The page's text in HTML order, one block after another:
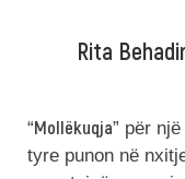
Rita
“Mollëkuqja” për
tyre punon në